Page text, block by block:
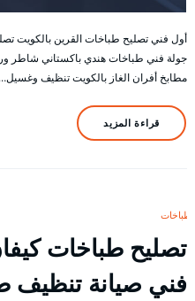
أول فني تصليح طباخات القرين بالكويت
جولة فني طباخات هندي باكستاني شاطر
مطابخ أفران الغاز بالكويت تنظيف وغسيل…
قراءة المزيد
طباخات
فني صيانة تنظيف